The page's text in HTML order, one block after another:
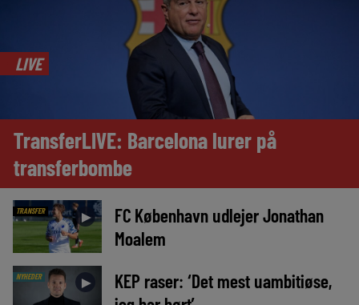
LIVE
TransferLIVE: Barcelona lurer på
transferbombe
TRANSFER ►
FC København udlejer Jonathan
Moalem
NYHEDER ►
KEP raser: ‘Det mest uambitiøse,